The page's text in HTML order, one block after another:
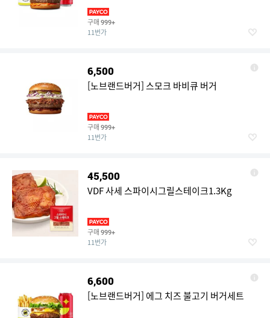
구매 999+
11번가
6,500
[노브랜드버거] 스모크 바비큐 버거
구매 999+
11번가
45,500
VDF 사세 스파이시그릴스테이크1.3Kg
구매 999+
11번가
6,600
[노브랜드버거] 에그 치즈 불고기 버거세트